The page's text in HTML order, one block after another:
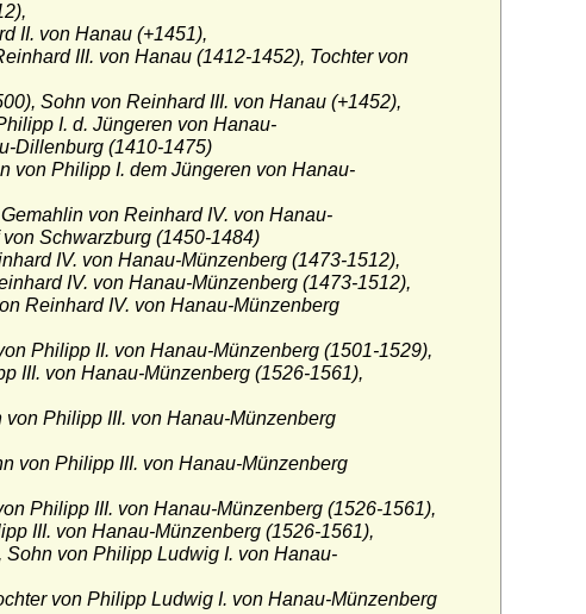
II. von Hanau (+1451),
III. von Hanau (1412-1452), Tochter von
Sohn von Reinhard III. von Hanau (+1452),
I. d. Jüngeren von Hanau-
Dillenburg (1410-1475)
von Philipp I. dem Jüngeren von Hanau-
von Reinhard IV. von Hanau-
Schwarzburg (1450-1484)
IV. von Hanau-Münzenberg (1473-1512),
IV. von Hanau-Münzenberg (1473-1512),
Reinhard IV. von Hanau-Münzenberg
Philipp II. von Hanau-Münzenberg (1501-1529),
III. von Hanau-Münzenberg (1526-1561),
von Philipp III. von Hanau-Münzenberg
von Philipp III. von Hanau-Münzenberg
Philipp III. von Hanau-Münzenberg (1526-1561),
III. von Hanau-Münzenberg (1526-1561),
Sohn von Philipp Ludwig I. von Hanau-
von Philipp Ludwig I. von Hanau-Münzenberg